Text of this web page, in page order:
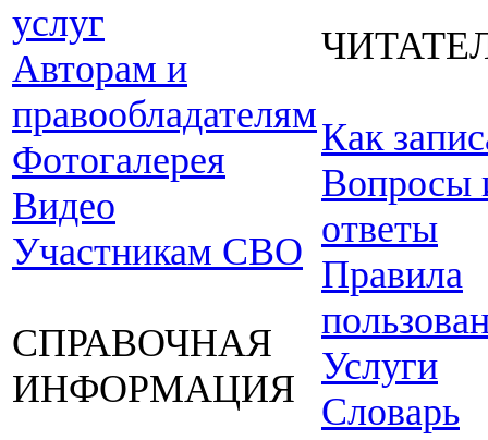
услуг
Авторам и
правообладателям
Фотогалерея
Видео
Участникам СВО
СПРАВОЧНАЯ
ИНФОРМАЦИЯ
Как
Вопросы
ответы
Правила
Услуги
Словарь